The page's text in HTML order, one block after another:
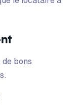
bons